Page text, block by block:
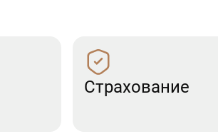
Страхование